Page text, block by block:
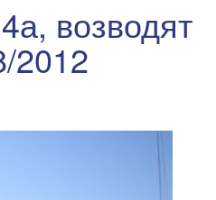
возводят
2012